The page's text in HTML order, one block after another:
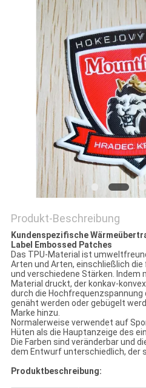
SITEMAP
PRIVACY
POLICY
Produkt-Beschreibung
Kundenspezifische
Label Embossed Patches
Das TPU-Material ist
Arten und Arten, einschließlich
und verschiedene Stärken. Indem
Material druckt, der konkav-
durch die Hochfrequenzspannung
genäht werden oder gebügelt
Marke hinzu.
Normalerweise verwendet auf
Hüten als die Hauptanzeige des
Die Farben sind veränderbar und
dem Entwurf unterschiedlich, der
Produktbeschreibung: